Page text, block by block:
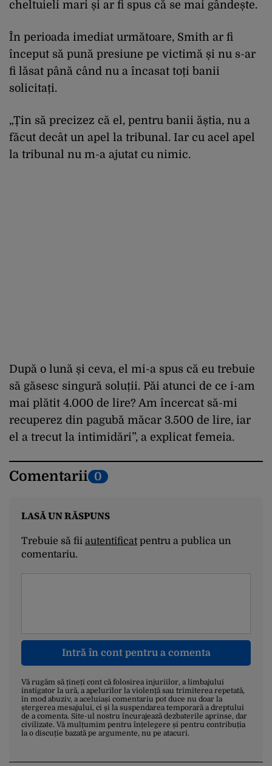
cheltuieli mari și ar fi spus că se mai gândește.
În perioada imediat următoare, Smith ar fi
început să pună presiune pe victimă și nu s-ar
fi lăsat până când nu a încasat toți banii
solicitați.
„Țin să precizez că el, pentru banii ăștia, nu a
făcut decât un apel la tribunal. Iar cu acel apel
la tribunal nu m-a ajutat cu nimic.
După o lună și ceva, el mi-a spus că eu trebuie
să găsesc singură soluții. Păi atunci de ce i-am
mai plătit 4.000 de lire? Am încercat să-mi
recuperez din pagubă măcar 3.500 de lire, iar
el a trecut la intimidări”, a explicat femeia.
Comentarii 0
LASĂ UN RĂSPUNS
Trebuie să fii autentificatpentru a publica un
comentariu.
Intră în cont pentru a comenta
Vă rugăm să țineți cont că folosirea injuriilor, a limbajului
instigator la ură, a apelurilor la violență sau trimiterea repetată,
în mod abuziv, a aceluiași comentariu pot duce nu doar la
ștergerea mesajului, ci și la suspendarea temporară a dreptului
de a comenta. Site-ul nostru încurajează dezbaterile aprinse, dar
civilizate. Vă mulțumim pentru înțelegere și pentru contribuția
la o discuție bazată pe argumente, nu pe atacuri.